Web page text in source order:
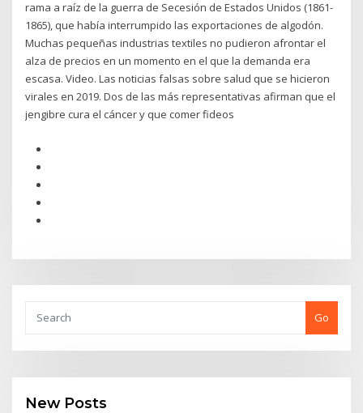
rama a raíz de la guerra de Secesión de Estados Unidos (1861-
1865), que había interrumpido las exportaciones de algodón.
Muchas pequeñas industrias textiles no pudieron afrontar el
alza de precios en un momento en el que la demanda era
escasa. Video. Las noticias falsas sobre salud que se hicieron
virales en 2019. Dos de las más representativas afirman que el
jengibre cura el cáncer y que comer fideos
Go
New Posts